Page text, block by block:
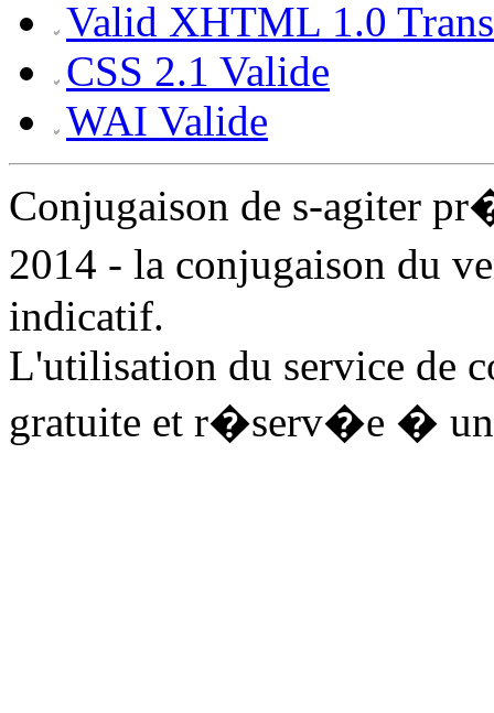
Valid XHTML 1.0
CSS 2.1 Valide
WAI Valide
Conjugaison de s-agiter
2014 - la conjugaison du
indicatif.
L'utilisation du service de
gratuite et r�serv�e � un